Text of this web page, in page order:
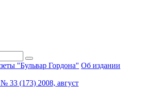
"Бульвар Гордона" Об издании
33 (173) 2008, август